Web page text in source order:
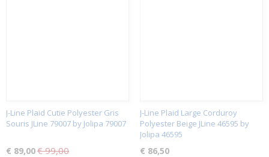
J-Line Plaid Cutie Polyester Gris
Souris JLine 79007 by Jolipa 79007
€ 89,00€ 99,00
J-Line Plaid Large Corduroy
Polyester Beige JLine 46595 by
Jolipa 46595
€ 86,50